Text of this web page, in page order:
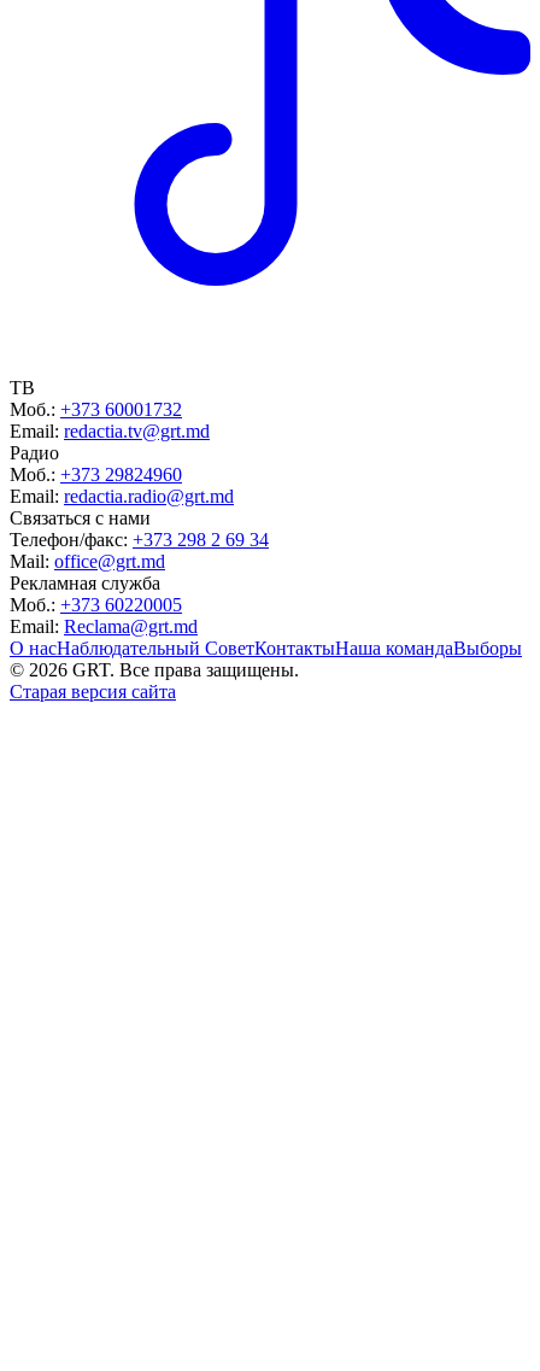
ТВ
Моб.: +373 60001732
Email: redactia.tv@grt.md
Радио
Моб.: +373 29824960
Email: redactia.radio@grt.md
Связаться с нами
Телефон/факс: +373 298 2 69 34
Mail: office@grt.md
Рекламная служба
Моб.: +373 60220005
Email: Reclama@grt.md
О насНаблюдательный СоветКонтактыНаша командаВыборы
© 2026 GRT. Все права защищены.
Старая версия сайта